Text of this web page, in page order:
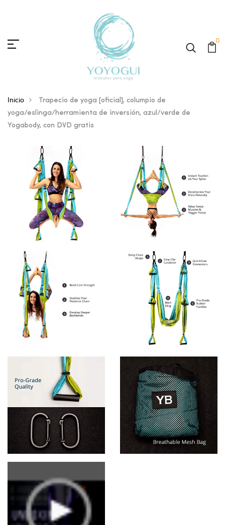
0
Inicio
Trapecio de yoga [oficial], columpio de
yoga/eslinga/herramienta de inversión, azul/verde de
Yogabody, con DVD gratis